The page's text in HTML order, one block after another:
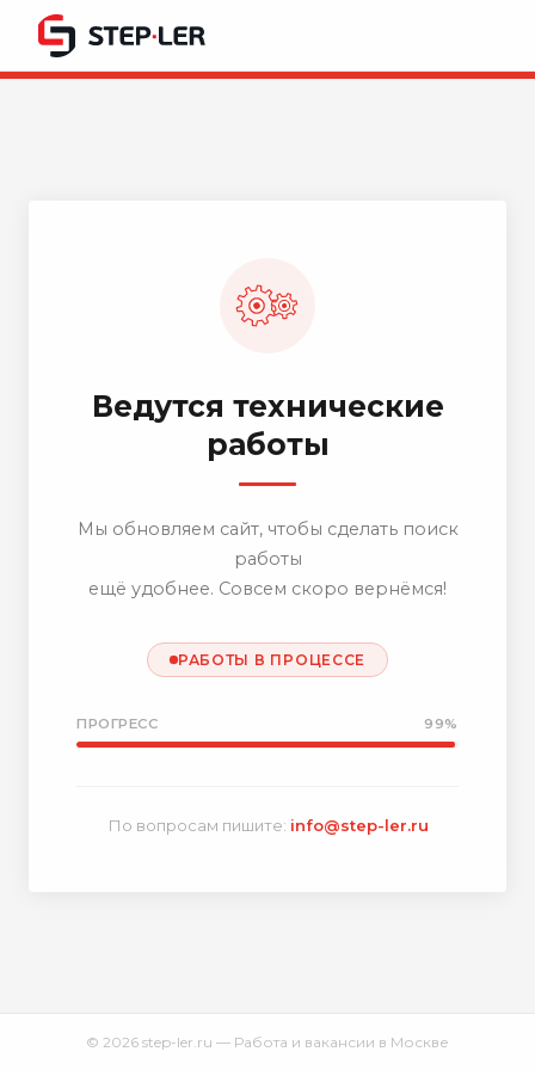
Ведутся технические
работы
Мы обновляем сайт, чтобы сделать поиск
работы
ещё удобнее. Совсем скоро вернёмся!
РАБОТЫ В ПРОЦЕССЕ
ПРОГРЕСС 99%
По вопросам пишите: info@step-ler.ru
© 2026 step-ler.ru — Работа и вакансии в Москве